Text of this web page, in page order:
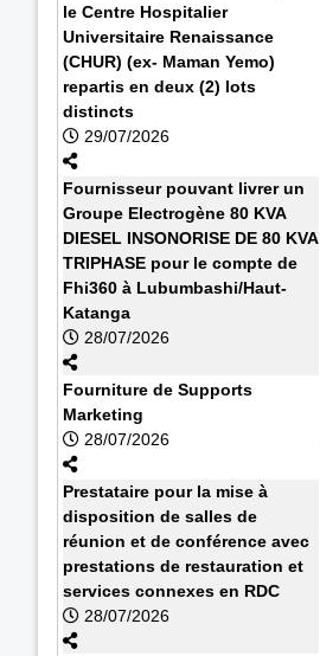
le Centre Hospitalier
Universitaire Renaissance
(CHUR) (ex- Maman Yemo)
repartis en deux (2) lots
distincts
29/07/2026
Fournisseur pouvant livrer un
Groupe Electrogène 80 KVA
DIESEL INSONORISE DE 80 KVA
TRIPHASE pour le compte de
Fhi360 à Lubumbashi/Haut-
Katanga
28/07/2026
Fourniture de Supports
Marketing
28/07/2026
Prestataire pour la mise à
disposition de salles de
réunion et de conférence avec
prestations de restauration et
services connexes en RDC
28/07/2026